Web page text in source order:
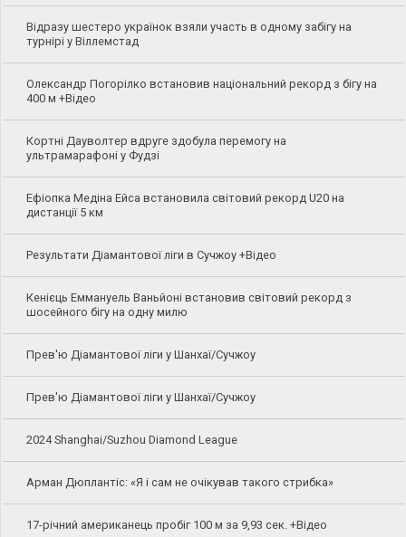
Відразу шестеро українок взяли участь в одному забігу на
турнірі у Віллемстад
Олександр Погорілко встановив національний рекорд з бігу на
400 м +Відео
Кортні Дауволтер вдруге здобула перемогу на
ультрамарафоні у Фудзі
Ефіопка Медіна Ейса встановила світовий рекорд U20 на
дистанції 5 км
Результати Діамантової ліги в Сучжоу +Відео
Кенієць Еммануель Ваньйоні встановив світовий рекорд з
шосейного бігу на одну милю
Прев'ю Діамантової ліги у Шанхаї/Сучжоу
Прев'ю Діамантової ліги у Шанхаї/Сучжоу
2024 Shanghai/Suzhou Diamond League
Арман Дюплантіс: «Я і сам не очікував такого стрибка»
17-річний американець пробіг 100 м за 9,93 сек. +Відео